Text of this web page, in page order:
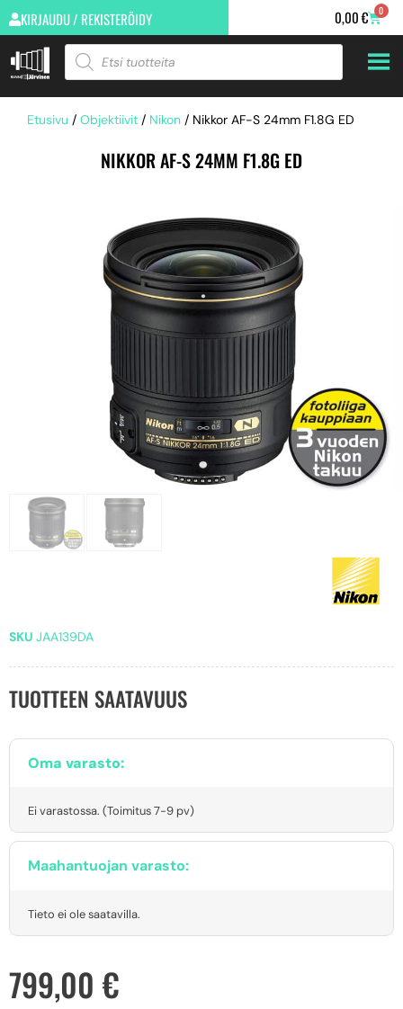
KIRJAUDU / REKISTERÖIDY 0,00€ 0
Etusivu / Objektiivit / Nikon / Nikkor AF-S 24mm F1.8G ED
NIKKOR AF-S 24MM F1.8G ED
SKU JAA139DA
TUOTTEEN SAATAVUUS
Oma varasto:
Ei varastossa. (Toimitus 7-9 pv)
Maahantuojan varasto:
Tieto ei ole saatavilla.
799,00 €